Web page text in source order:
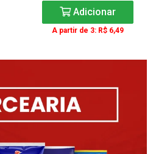
Adicionar
A partir de 3: R$ 6,49